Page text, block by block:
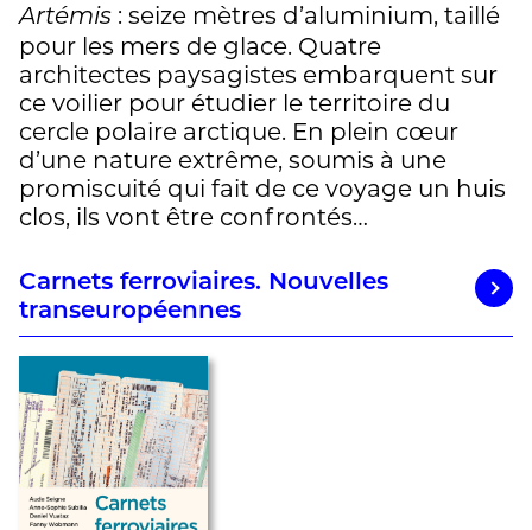
Artémis : seize mètres d’aluminium, taillé
pour les mers de glace. Quatre
architectes paysagistes embarquent sur
ce voilier pour étudier le territoire du
cercle polaire arctique. En plein cœur
d’une nature extrême, soumis à une
promiscuité qui fait de ce voyage un huis
clos, ils vont être confrontés…
Carnets ferroviaires. Nouvelles
transeuropéennes